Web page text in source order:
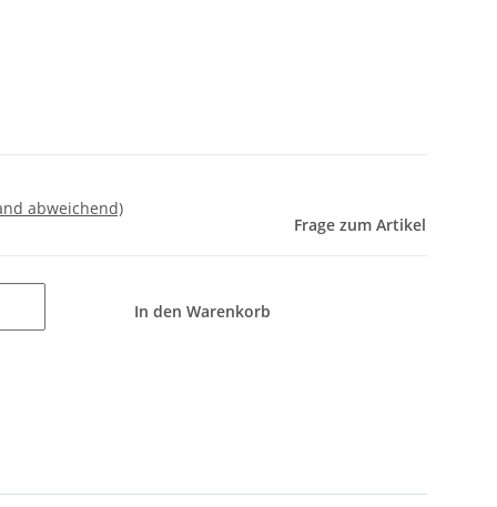
abweichend)
Frage zum Artikel
In den Warenkorb